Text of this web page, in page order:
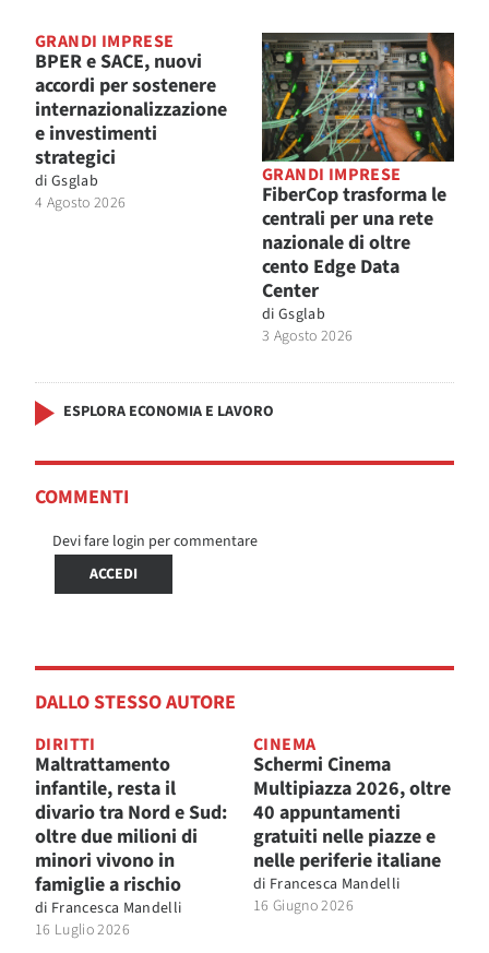
GRANDI IMPRESE
BPER e SACE, nuovi
accordi per sostenere
internazionalizzazione
e investimenti
strategici
di Gsglab
4 Agosto 2026
GRANDI IMPRESE
FiberCop trasforma le
centrali per una rete
nazionale di oltre
cento Edge Data
Center
di Gsglab
3 Agosto 2026
ESPLORA ECONOMIA E LAVORO
COMMENTI
Devi fare login per commentare
ACCEDI
DALLO STESSO AUTORE
DIRITTI
Maltrattamento
infantile, resta il
divario tra Nord e Sud:
oltre due milioni di
minori vivono in
famiglie a rischio
di Francesca Mandelli
16 Luglio 2026
CINEMA
Schermi Cinema
Multipiazza 2026, oltre
40 appuntamenti
gratuiti nelle piazze e
nelle periferie italiane
di Francesca Mandelli
16 Giugno 2026